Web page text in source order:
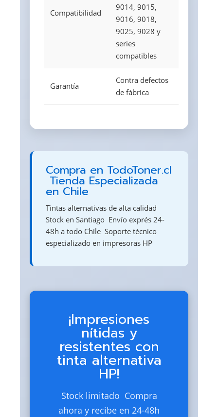
Compatibilidad
9014, 9015,
9016, 9018,
9025, 9028 y
series
compatibles
Garantía
Contra defectos
de fábrica
Compra en TodoToner.cl
 Tienda Especializada
en Chile
Tintas alternativas de alta calidad 
Stock en Santiago  Envío exprés 24-
48h a todo Chile  Soporte técnico
especializado en impresoras HP
¡Impresiones
nítidas y
resistentes con
tinta alternativa
HP!
Stock limitado  Compra
ahora y recibe en 24-48h